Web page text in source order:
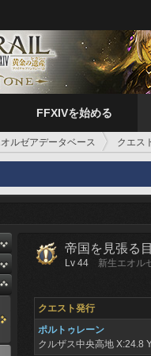
FFXIVを始める
ルゼアデータベース クエス
帝国を見張る目
Lv 44
新生エオル
クエスト発行
ポルトゥレーン
クルザス中央高地 X:24.8